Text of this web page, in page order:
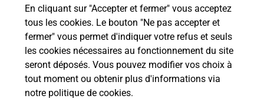
En cliquant sur "Accepter et fermer" vous acceptez
tous les cookies. Le bouton "Ne pas accepter et
fermer" vous permet d'indiquer votre refus et seuls
les cookies nécessaires au fonctionnement du site
seront déposés. Vous pouvez modifier vos choix à
tout moment ou obtenir plus d'informations via
notre politique de cookies.
FER NET PRESSING ANCIENNEMENT BLEU LAVANDE